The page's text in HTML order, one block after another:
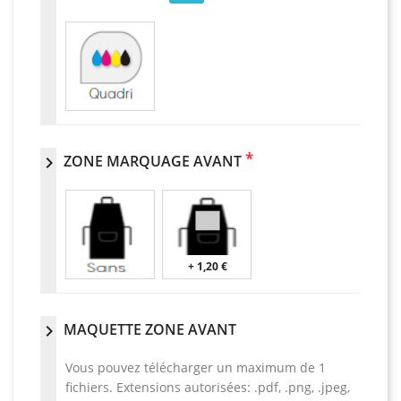
chevron_right ZONE MARQUAGE AVANT*
+ 1,20 €
chevron_right MAQUETTE ZONE AVANT
Vous pouvez télécharger un maximum de 1
fichiers. Extensions autorisées: .pdf, .png, .jpeg,